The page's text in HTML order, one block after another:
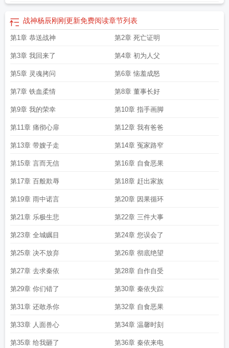
战神杨辰刚刚更新免费阅读章节列表
第1章 恭送战神 第2章 死亡证明
第3章 我回来了 第4章 初为人父
第5章 灵魂拷问 第6章 恼羞成怒
第7章 铁血柔情 第8章 董事长好
第9章 我的荣幸 第10章 指手画脚
第11章 痛彻心扉 第12章 我有爸爸
第13章 带嫂子走 第14章 冤家路窄
第15章 言而无信 第16章 自食恶果
第17章 百般欺辱 第18章 赶出家族
第19章 雨中诺言 第20章 因果循环
第21章 乐极生悲 第22章 三件大事
第23章 全城瞩目 第24章 您误会了
第25章 决不放弃 第26章 彻底绝望
第27章 去求秦依 第28章 自作自受
第29章 你们错了 第30章 秦依失踪
第31章 还敢杀你 第32章 自食恶果
第33章 人面兽心 第34章 温馨时刻
第35章 给我砸了 第36章 秦依来电